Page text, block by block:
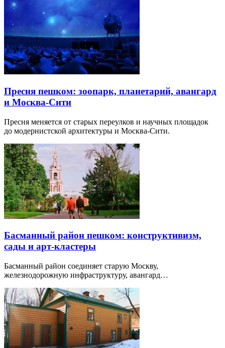
Пресня пешком: зоопарк, планетарий, авангард
и Москва-Сити
Пресня меняется от старых переулков и научных площадок
до модернистской архитектуры и Москва-Сити.
Басманный район пешком: конструктивизм,
сады и арт-кластеры
Басманный район соединяет старую Москву,
железнодорожную инфраструктуру, авангард…